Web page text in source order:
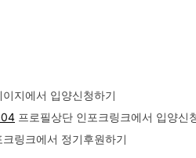
지에서 입양신청하기
프로필상단 인포크링크에서 입양신
링크에서 정기후원하기